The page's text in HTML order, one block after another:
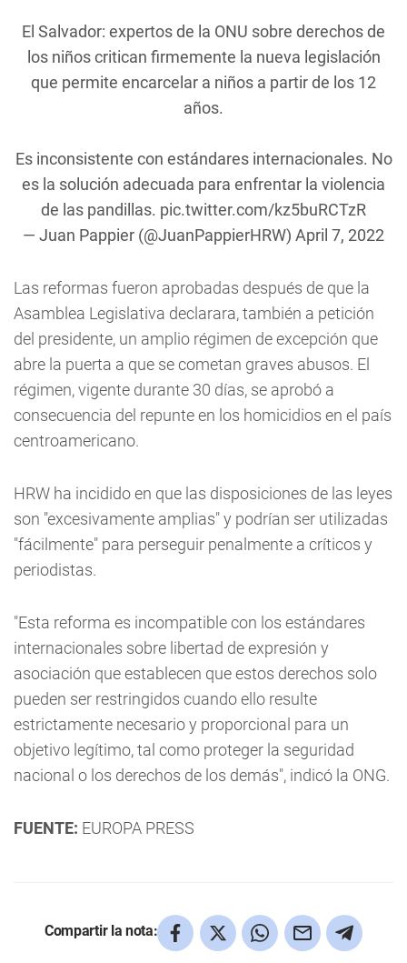
El Salvador: expertos de la ONU sobre derechos de
los niños critican firmemente la nueva legislación
que permite encarcelar a niños a partir de los 12
años.
Es inconsistente con estándares internacionales. No
es la solución adecuada para enfrentar la violencia
de las pandillas. pic.twitter.com/kz5buRCTzR
— Juan Pappier (@JuanPappierHRW) April 7, 2022
Las reformas fueron aprobadas después de que la
Asamblea Legislativa declarara, también a petición
del presidente, un amplio régimen de excepción que
abre la puerta a que se cometan graves abusos. El
régimen, vigente durante 30 días, se aprobó a
consecuencia del repunte en los homicidios en el país
centroamericano.
HRW ha incidido en que las disposiciones de las leyes
son "excesivamente amplias" y podrían ser utilizadas
"fácilmente" para perseguir penalmente a críticos y
periodistas.
"Esta reforma es incompatible con los estándares
internacionales sobre libertad de expresión y
asociación que establecen que estos derechos solo
pueden ser restringidos cuando ello resulte
estrictamente necesario y proporcional para un
objetivo legítimo, tal como proteger la seguridad
nacional o los derechos de los demás", indicó la ONG.
FUENTE: EUROPA PRESS
Compartir la nota: